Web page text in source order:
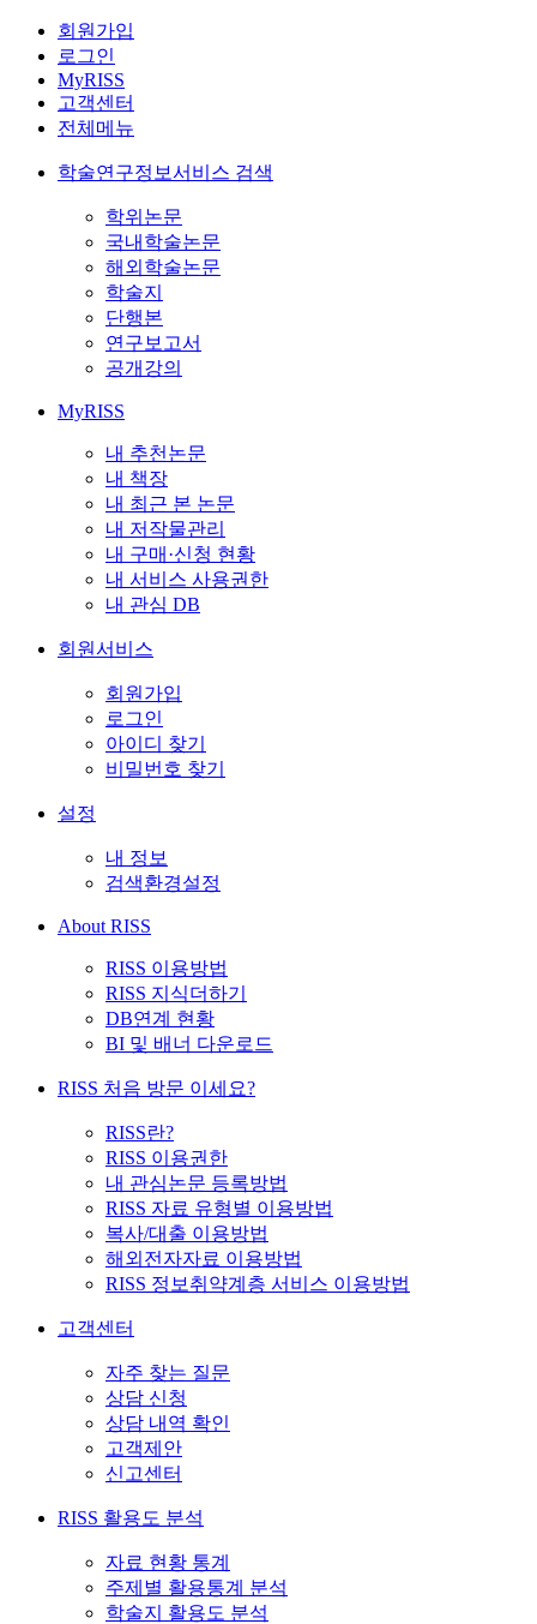
회원가입
로그인
MyRISS
고객센터
전체메뉴
학술연구정보서비스 검색
학위논문
국내학술논문
해외학술논문
학술지
단행본
연구보고서
공개강의
MyRISS
내 추천논문
내 책장
내 최근 본 논문
내 저작물관리
내 구매·신청 현황
내 서비스 사용권한
내 관심 DB
회원서비스
회원가입
로그인
아이디 찾기
비밀번호 찾기
설정
내 정보
검색환경설정
About RISS
RISS 이용방법
RISS 지식더하기
DB연계 현황
BI 및 배너 다운로드
RISS 처음 방문 이세요?
RISS란?
RISS 이용권한
내 관심논문 등록방법
RISS 자료 유형별 이용방법
복사/대출 이용방법
해외전자자료 이용방법
RISS 정보취약계층 서비스 이용방법
고객센터
자주 찾는 질문
상담 신청
상담 내역 확인
고객제안
신고센터
RISS 활용도 분석
자료 현황 통계
주제별 활용통계 분석
학술지 활용도 분석